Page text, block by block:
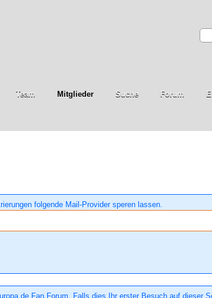
Team Mitglieder Suche Forum
folgende Mail-Provider speren lassen.
Fan Forum. Falls dies Ihr erster Besuch auf dieser